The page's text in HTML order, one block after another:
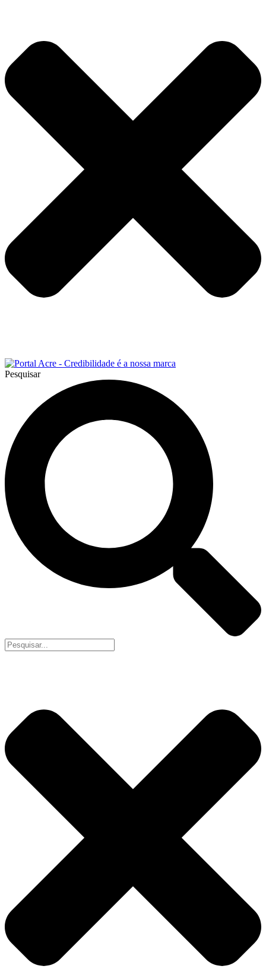
Pesquisar